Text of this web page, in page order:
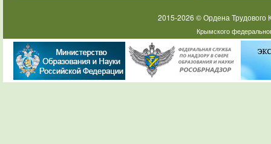
2015-2026 © Ордена
Крымского